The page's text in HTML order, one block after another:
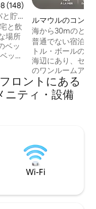
ー148件、5つ星中4.98つ
(148)
と貯
と飲
場所
ベッ
ッド
寝
ーベ
シャ
ルマウルのコンド
海から30mのとこ
なアリゼン・スタ
普通でない宿泊先を
トル・ボールの
海辺にあり、セン
のワンルームアパ
ていただけるはずです。
の1階にある2名
付きワンルームで
す。
ロントにある
ニティ・設備
Wi-Fi